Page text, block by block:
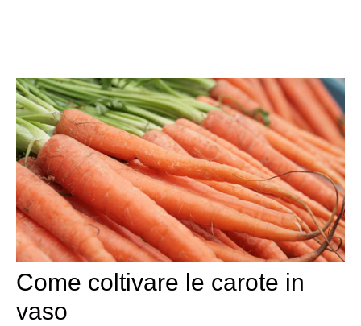
Come coltivare le carote in
vaso